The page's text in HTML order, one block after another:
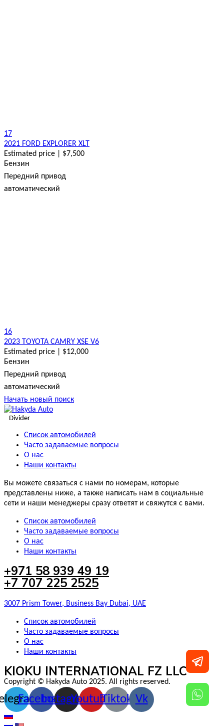
17
2021 FORD EXPLORER XLT
Estimated price | $7,500
Бензин
Передний привод
автоматический
16
2023 TOYOTA CAMRY XSE V6
Estimated price | $12,000
Бензин
Передний привод
автоматический
Начать новый поиск
Divider
Список автомобилей
Часто задаваемые вопросы
О нас
Наши контакты
Вы можете связаться с нами по номерам, которые
представлены ниже, а также написать нам в социальные
сети и наши менеджеры сразу ответят и свяжутся с вами.
Список автомобилей
Часто задаваемые вопросы
О нас
Наши контакты
+971 58 939 49 19
+7 707 225 2525
3007 Prism Tower, Business Bay Dubai, UAE
Список автомобилей
Часто задаваемые вопросы
О нас
Наши контакты
KIOKU INTERNATIONAL FZ LLC
Copyright © Hakyda Auto 2025. All rights reserved.
FacebookInstagramYoutubeTiktok Vk